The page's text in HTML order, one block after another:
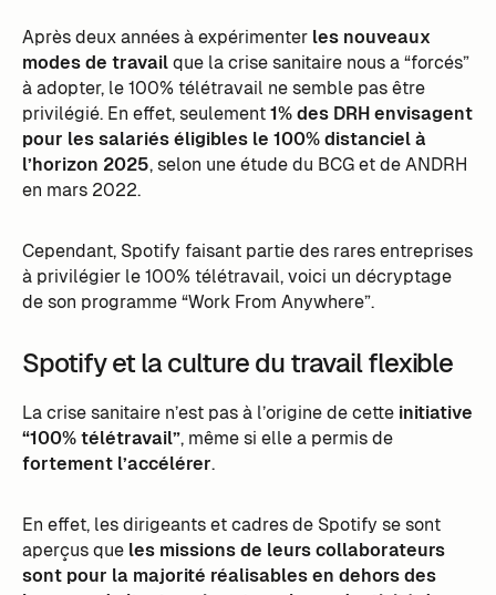
Après deux années à expérimenter les nouveaux
modes de travailque la crise sanitaire nous a “forcés”
à adopter, le 100% télétravail ne semble pas être
privilégié. En effet, seulement1% des DRH envisagent
pour les salariés éligibles le 100% distanciel à
l’horizon 2025, selon une étude du BCG et de ANDRH
en mars 2022.
Cependant, Spotify faisant partie des rares entreprises
à privilégier le 100% télétravail, voici un décryptage
de son programme “Work From Anywhere”.
Spotify et la culture du travail flexible
La crise sanitaire n’est pas à l’origine de cette initiative
“100% télétravail”, même si elle a permis de
fortement l’accélérer.
En effet, les dirigeants et cadres de Spotify se sont
aperçus que les missions de leurs collaborateurs
sont pour la majorité réalisables en dehors des